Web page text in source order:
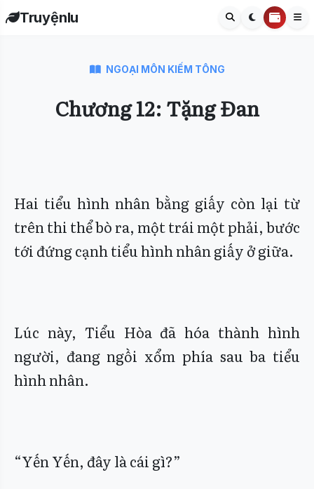
Truyệnlu
NGOẠI MÔN KIẾM TÔNG
Chương 12: Tặng Đan
Hai tiểu hình nhân bằng giấy còn lại từ
trên thi thể bò ra, một trái một phải, bước
tới đứng cạnh tiểu hình nhân giấy ở giữa.
Lúc này, Tiểu Hòa đã hóa thành hình
người, đang ngồi xổm phía sau ba tiểu
hình nhân.
“Yến Yến, đây là cái gì?”